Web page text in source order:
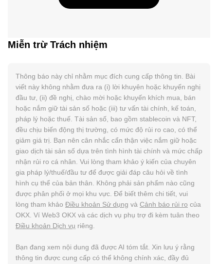
Miễn trừ Trách nhiệm
Thông báo này chỉ nhằm mục đích cung cấp thông tin. Bài
viết này không nhằm đưa ra (i) lời khuyên hoặc khuyến nghị
đầu tư, (ii) đề nghị, chào mời hoặc khuyến khích mua, bán
hoặc nắm giữ tài sản số hoặc (iii) tư vấn tài chính, kế toán,
pháp lý hoặc thuế. Tài sản số, bao gồm stablecoin và NFT,
đều chịu biến động thị trường, có mức độ rủi ro cao, có thể
giảm giá trị. Bạn nên cân nhắc cẩn thận việc nắm giữ hoặc
giao dịch tài sản số dựa trên tình hình tài chính và mức chấp
nhận rủi ro cá nhân. Vui lòng tham khảo ý kiến của chuyên
gia pháp lý/thuế/đầu tư để được giải đáp câu hỏi về tình
hình cụ thể của bản thân. Không phải sản phẩm nào cũng
được phân phối ở mọi khu vực. Để biết thêm chi tiết, vui
lòng tham khảo Điều khoản Sử dụng và Cảnh báo rủi ro của
OKX. Ví Web3 OKX và các dịch vụ phụ trợ đi kèm tuân theo
Điều khoản Dịch vụ riêng.
Bạn đang xem nội dung đã được AI tóm tắt. Xin lưu ý rằng
thông tin được cung cấp có thể không chính xác, đầy đủ